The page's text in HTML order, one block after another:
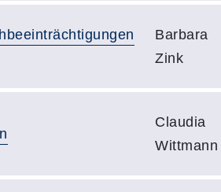
Barbara
Zink
Claudia
Wittmann